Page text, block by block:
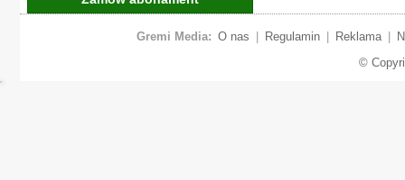
Gremi Media: O nas Regulamin Reklama
©